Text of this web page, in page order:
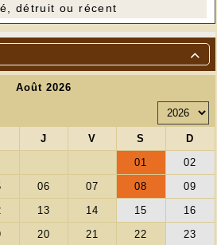

détruit ou récent